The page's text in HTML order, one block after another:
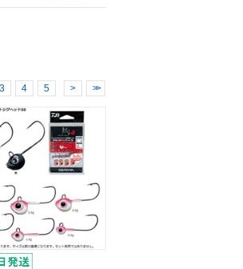
3 4 5 > >>